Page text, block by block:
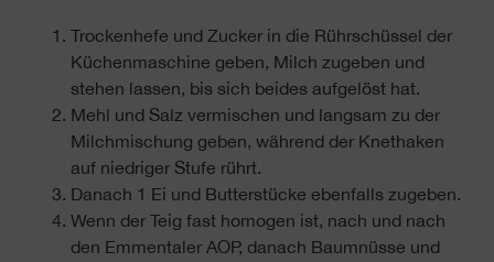
Trockenhefe und Zucker in die Rührschüssel der
Küchenmaschine geben, Milch zugeben und
stehen lassen, bis sich beides aufgelöst hat.
Mehl und Salz vermischen und langsam zu der
Milchmischung geben, während der Knethaken
auf niedriger Stufe rührt.
Danach 1 Ei und Butterstücke ebenfalls zugeben.
Wenn der Teig fast homogen ist, nach und nach
den Emmentaler AOP, danach Baumnüsse und